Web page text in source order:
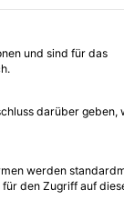
Lesezeit
Den
erreichte
erteilt
und sind für das
darüber geben,
werden
den Zugriff auf